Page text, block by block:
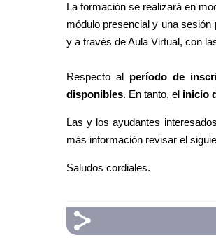
La formación se realizará en
módulo presencial y una
y a través de Aula Virtual, con
Respecto al período de
disponibles. En tanto, el inicio
Las y los ayudantes
más información revisar el
Saludos cordiales.